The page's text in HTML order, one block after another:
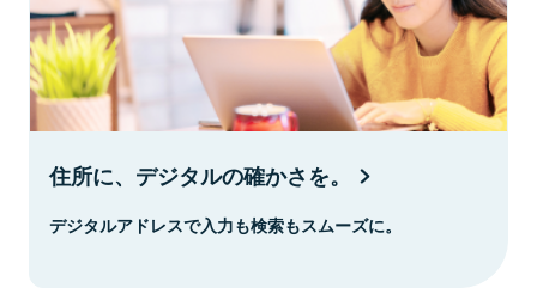
住所に、デジタルの確かさを。
デジタルアドレスで入力も検索もスムーズに。